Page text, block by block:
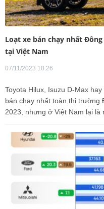
Loạt xe bán chạy nhất
tại Việt Nam
07/11/2023 10:26
Toyota Hilux, Isuzu D-Max
bán chạy nhất toàn thị trường
2023, nhưng ở Việt Nam lại là